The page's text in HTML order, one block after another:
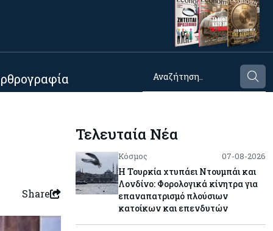
Share
Τελευταία Νέα
Κόσμος 07-08-2026
Η Τουρκία χτυπάει Ντουμπάι και
Λονδίνο: Φορολογικά κίνητρα για
επαναπατρισμό πλούσιων
κατοίκων και επενδυτών